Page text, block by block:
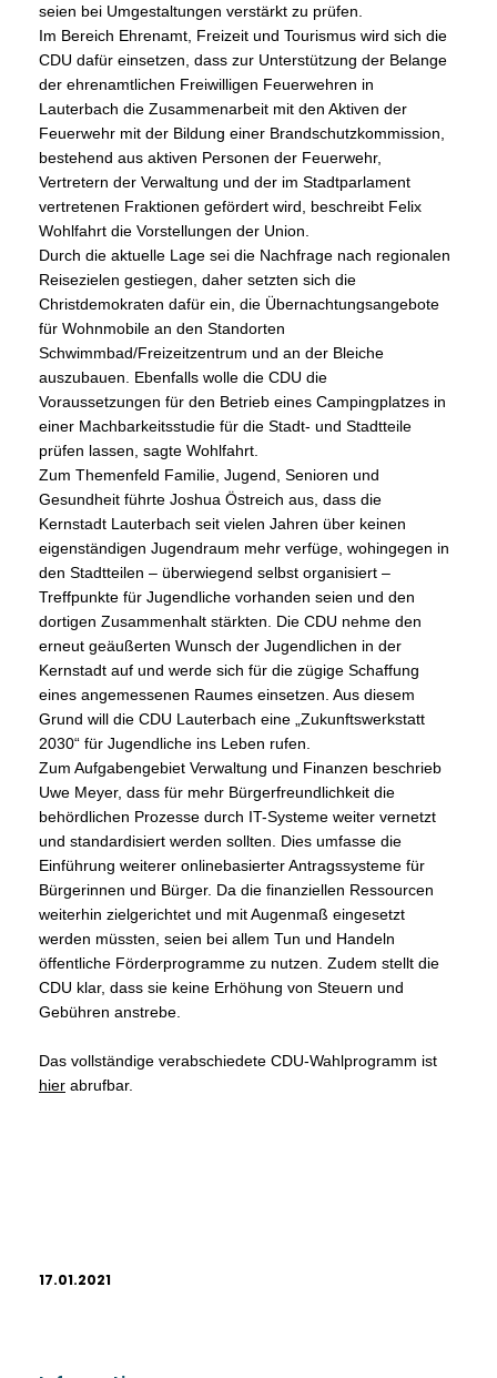
seien bei Umgestaltungen verstärkt zu prüfen.
Im Bereich Ehrenamt, Freizeit und Tourismus wird sich die
CDU dafür einsetzen, dass zur Unterstützung der Belange
der ehrenamtlichen Freiwilligen Feuerwehren in
Lauterbach die Zusammenarbeit mit den Aktiven der
Feuerwehr mit der Bildung einer Brandschutzkommission,
bestehend aus aktiven Personen der Feuerwehr,
Vertretern der Verwaltung und der im Stadtparlament
vertretenen Fraktionen gefördert wird, beschreibt Felix
Wohlfahrt die Vorstellungen der Union.
Durch die aktuelle Lage sei die Nachfrage nach regionalen
Reisezielen gestiegen, daher setzten sich die
Christdemokraten dafür ein, die Übernachtungsangebote
für Wohnmobile an den Standorten
Schwimmbad/Freizeitzentrum und an der Bleiche
auszubauen. Ebenfalls wolle die CDU die
Voraussetzungen für den Betrieb eines Campingplatzes in
einer Machbarkeitsstudie für die Stadt- und Stadtteile
prüfen lassen, sagte Wohlfahrt.
Zum Themenfeld Familie, Jugend, Senioren und
Gesundheit führte Joshua Östreich aus, dass die
Kernstadt Lauterbach seit vielen Jahren über keinen
eigenständigen Jugendraum mehr verfüge, wohingegen in
den Stadtteilen – überwiegend selbst organisiert –
Treffpunkte für Jugendliche vorhanden seien und den
dortigen Zusammenhalt stärkten. Die CDU nehme den
erneut geäußerten Wunsch der Jugendlichen in der
Kernstadt auf und werde sich für die zügige Schaffung
eines angemessenen Raumes einsetzen. Aus diesem
Grund will die CDU Lauterbach eine „Zukunftswerkstatt
2030“ für Jugendliche ins Leben rufen.
Zum Aufgabengebiet Verwaltung und Finanzen beschrieb
Uwe Meyer, dass für mehr Bürgerfreundlichkeit die
behördlichen Prozesse durch IT-Systeme weiter vernetzt
und standardisiert werden sollten. Dies umfasse die
Einführung weiterer onlinebasierter Antragssysteme für
Bürgerinnen und Bürger. Da die finanziellen Ressourcen
weiterhin zielgerichtet und mit Augenmaß eingesetzt
werden müssten, seien bei allem Tun und Handeln
öffentliche Förderprogramme zu nutzen. Zudem stellt die
CDU klar, dass sie keine Erhöhung von Steuern und
Gebühren anstrebe.
Das vollständige verabschiedete CDU-Wahlprogramm ist
hier abrufbar.
17.01.2021